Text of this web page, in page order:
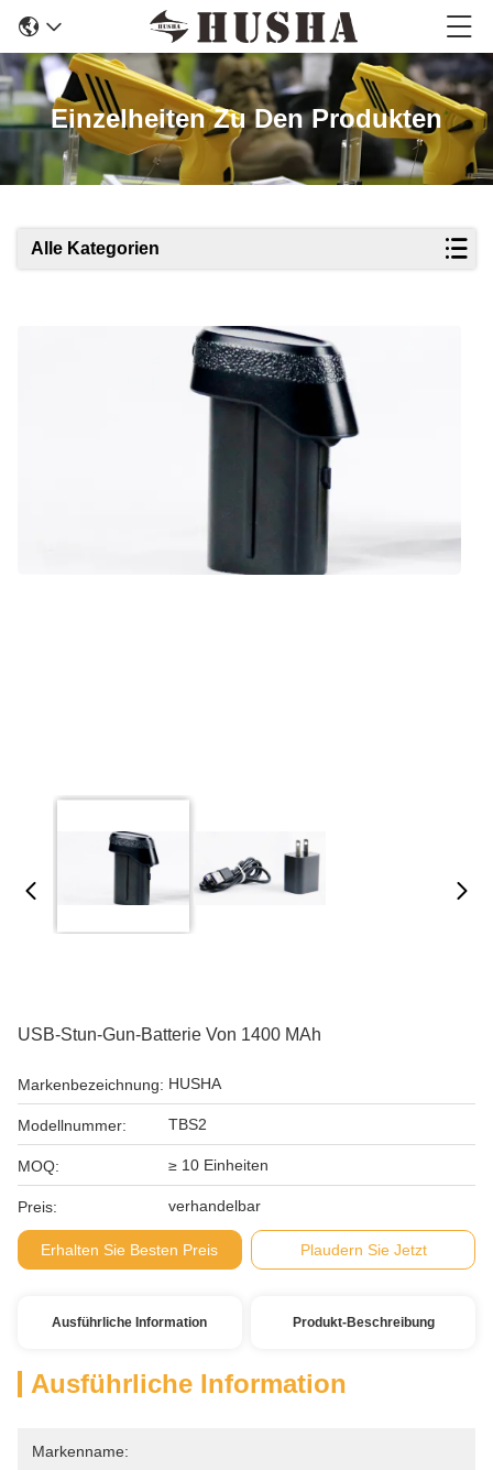
Einzelheiten Zu Den Produkten
Alle Kategorien
USB-Stun-Gun-Batterie Von 1400 MAh
Markenbezeichnung: HUSHA
Modellnummer: TBS2
MOQ: ≥ 10 Einheiten
Preis: verhandelbar
Erhalten Sie Besten Preis Plaudern Sie Jetzt
Ausführliche Information Produkt-Beschreibung
Ausführliche Information
Markenname: